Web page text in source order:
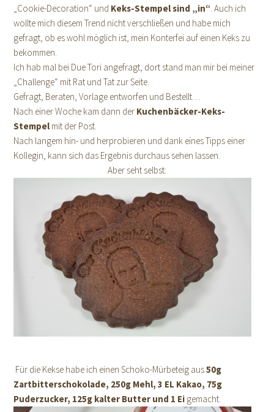
„Cookie-Decoration“ und Keks-Stempel sind „in“. Auch ich
wollte mich diesem Trend nicht verschließen und habe mich
gefragt, ob es wohl möglich ist, mein Konterfei auf einen Keks zu
bekommen.
Ich hab mal bei Due Tori angefragt, dort stand man mir bei meiner
„Challenge“ mit Rat und Tat zur Seite.
Gefragt, Beraten, Vorlage entworfen und Bestellt…
Nach einer Woche kam dann der Kuchenbäcker-Keks-
Stempel mit der Post.
Nach langem hin- und herprobieren und dank eines Tipps einer
Kollegin, kann sich das Ergebnis durchaus sehen lassen.
Aber seht selbst:
Für die Kekse habe ich einen Schoko-Mürbeteig aus50g
Zartbitterschokolade, 250g Mehl, 3 EL Kakao, 75g
Puderzucker, 125g kalter Butter und 1 Ei gemacht.